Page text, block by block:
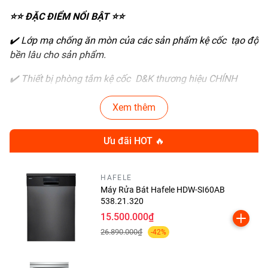
⭐⭐ĐẶC ĐIỂM NỔI BẬT⭐⭐
✔️Lớp mạ chống ăn mòn của các sản phẩm kệ cốc tạo độ
bền lâu cho sản phẩm.
✔️ Thiết bị phòng tắm kệ cốc D&K thương hiệu CHÍNH
HÃNG đến từ EU lắp đặt dễ dàng, đồng thời giúp giữ cho
phụ kiện phòng tắm có độ sáng bóng bền bỉ trong thời
kệ cốc DK đáp ứng nhu cầu sử dụng
LÝ DO MUA HÀNG ⭐⭐
️ Phụ kiện phòng tắm châu âu
kệ cốc DK là dòng sản
phẩm cao cấp đến từ Châu Âu, mang lại cảm giác vô cùng
thân thuộc với người Việt Nam.
Thương hiệu D&K chuyên về các sản phẩm thiết bị vệ
Xem thêm
Ưu đãi HOT 🔥
HAFELE
Máy Rửa Bát Hafele HDW-SI60AB
538.21.320
15.500.000₫
26.890.000₫ -42%